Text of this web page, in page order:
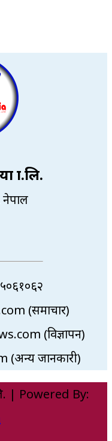
(समाचार)
(विज्ञापन)
जानकारी)
| Powered By: